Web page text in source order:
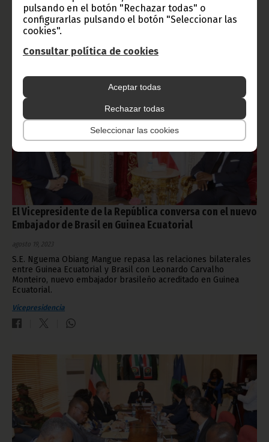
pulsando en el botón "Rechazar todas" o
configurarlas pulsando el botón "Seleccionar las
cookies".
Consultar política de cookies
Aceptar todas
Rechazar todas
Seleccionar las cookies
Públicas, Hacienda, Ge-Proyectos y la empresa china Gesuba.
Vicepresidencia
El Vicepresidente de la República conversa con el nuevo
Embajador de Brasil en Guinea Ecuatorial
agosto 19, 2023
S.E. Nguema Obiang Mangue repasa las relaciones bilaterales
entre Guinea Ecuatorial y Brasil con Leonardo Carvalho
Monteiro, nuevo embajador brasileño acreditado en Guinea
Ecuatorial.
Vicepresidencia